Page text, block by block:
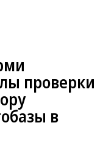
проверки
в